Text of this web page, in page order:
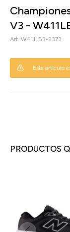
V3 -
W411LB3-2373
Este artículo
PRODUCTOS